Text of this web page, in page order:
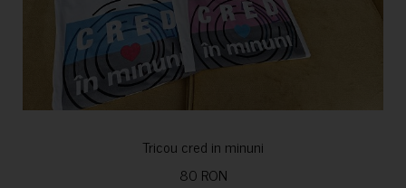
Tricou cred in minuni
80 RON